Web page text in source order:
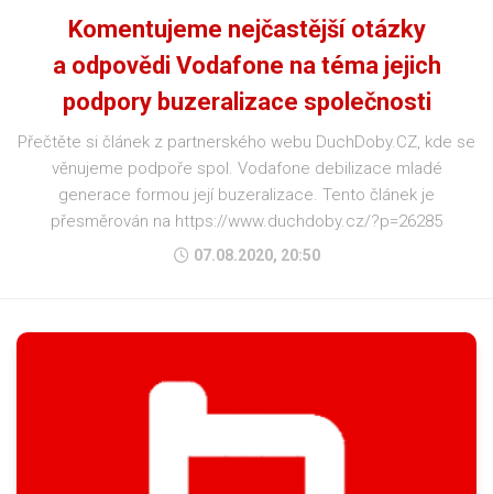
Komentujeme nejčastější otázky
a odpovědi Vodafone na téma jejich
podpory buzeralizace společnosti
Přečtěte si článek z partnerského webu DuchDoby.CZ, kde se
věnujeme podpoře spol. Vodafone debilizace mladé
generace formou její buzeralizace. Tento článek je
přesměrován na https://www.duchdoby.cz/?p=26285
07.08.2020, 20:50